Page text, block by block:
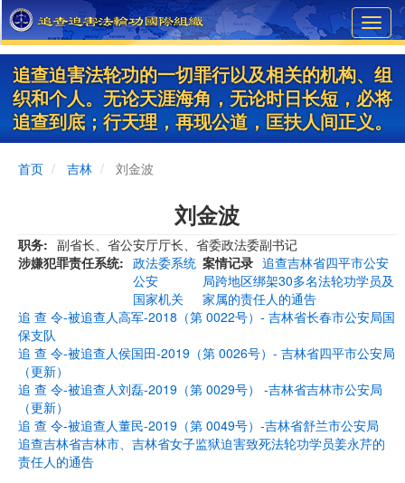
Skip
to
main
content
追查迫害法轮功的一切罪行以及相关的机构、组
织和个人。无论天涯海角，无论时日长短，必将
追查到底；行天理，再现公道，匡扶人间正义。
首页 吉林 刘金波
刘金波
职务
副省长、省公安厅厅长、省委政法委副书记
涉嫌犯罪责任系统
政法委系统
公安
国家机关
案情记录 追查吉林省四平市公安
局跨地区绑架30多名法轮功学员及
家属的责任人的通告
追 查 令-被追查人高军-2018（第 0022号）- 吉林省长春市公安局国
保支队
追 查 令-被追查人侯国田-2019（第 0026号）- 吉林省四平市公安局
（更新）
追 查 令-被追查人刘磊-2019（第 0029号） -吉林省吉林市公安局
（更新）
追 查 令-被追查人董民-2019（第 0049号）-吉林省舒兰市公安局
追查吉林省吉林市、吉林省女子监狱迫害致死法轮功学员姜永芹的
责任人的通告